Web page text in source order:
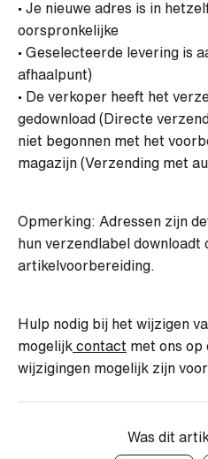
• Je nieuwe adres is in
oorspronkelijke
• Geselecteerde levering is
afhaalpunt)
• De verkoper heeft het
gedownload (Directe
niet begonnen met het
magazijn (Verzending met
Opmerking: Adressen zijn
hun verzendlabel downloadt
artikelvoorbereiding.
Hulp nodig bij het wijzigen
mogelijk contact met ons op
wijzigingen mogelijk zijn
Was dit